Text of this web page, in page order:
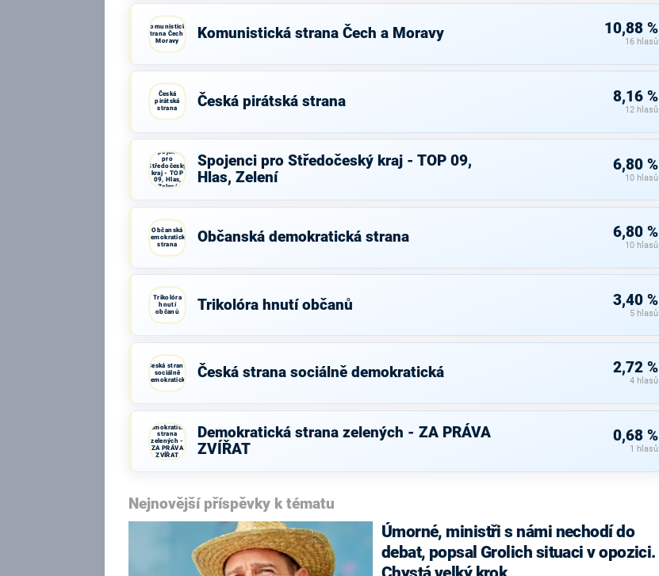
Komunistická
strana Čech a
Moravy
Komunistická strana Čech a Moravy 10,88 %
16 hlasů
Česká
pirátská
strana
Česká pirátská strana 8,16 %
12 hlasů
Spojenci
pro
Středočeský
kraj - TOP
09, Hlas,
Zelení
Spojenci pro Středočeský kraj - TOP 09,
Hlas, Zelení
6,80 %
10 hlasů
Občanská
demokratická
strana
Občanská demokratická strana 6,80 %
10 hlasů
Trikolóra
hnutí
občanů
Trikolóra hnutí občanů 3,40 %
5 hlasů
Česká strana
sociálně
demokratická
Česká strana sociálně demokratická 2,72 %
4 hlasů
Demokratická
strana
zelených -
ZA PRÁVA
ZVÍŘAT
Demokratická strana zelených - ZA PRÁVA
ZVÍŘAT
0,68 %
1 hlasů
Nejnovější příspěvky k tématu
Úmorné, ministři s námi nechodí do
debat, popsal Grolich situaci v opozici.